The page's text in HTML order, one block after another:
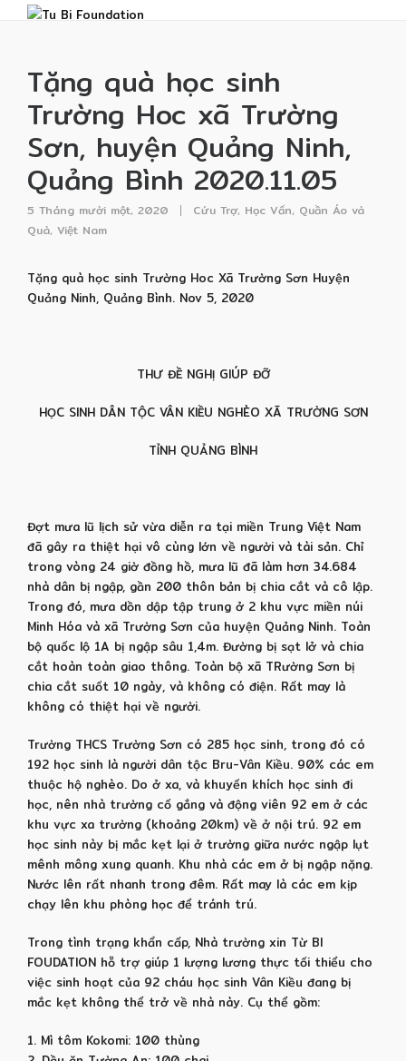
Tặng quà học sinh
Trường Hoc xã Trường
Sơn, huyện Quảng Ninh,
Quảng Bình 2020.11.05
5 Tháng mười một, 2020 Cứu Trợ, Học Vấn, Quần Áo và
Quà, Việt Nam
Tặng quà học sinh Trường Hoc Xã Trường Sơn Huyện
Quảng Ninh, Quảng Bình. Nov 5, 2020
THƯ ĐỀ NGHỊ GIÚP ĐỠ
HỌC SINH DÂN TỘC VÂN KIỀU NGHÈO XÃ TRƯỜNG SƠN
TỈNH QUẢNG BÌNH
Đợt mưa lũ lịch sử vừa diễn ra tại miền Trung Việt Nam
đã gây ra thiệt hại vô cùng lớn về người và tài sản. Chỉ
trong vòng 24 giờ đồng hồ, mưa lũ đã làm hơn 34.684
nhà dân bị ngập, gần 200 thôn bản bị chia cắt và cô lập.
Trong đó, mưa dồn dập tập trung ở 2 khu vực miền núi
Minh Hóa và xã Trường Sơn của huyện Quảng Ninh. Toàn
bộ quốc lộ 1A bị ngập sâu 1,4m. Đường bị sạt lở và chia
cắt hoàn toàn giao thông. Toàn bộ xã TRường Sơn bị
chia cắt suốt 10 ngày, và không có điện. Rất may là
không có thiệt hại về người.
Trường THCS Trường Sơn có 285 học sinh, trong đó có
192 học sinh là người dân tộc Bru-Vân Kiều. 90% các em
thuộc hộ nghèo. Do ở xa, và khuyến khích học sinh đi
học, nên nhà trường cố gắng và động viên 92 em ở các
khu vực xa trường (khoảng 20km) về ở nội trú. 92 em
học sinh này bị mắc kẹt lại ở trường giữa nước ngập lụt
mênh mông xung quanh. Khu nhà các em ở bị ngập nặng.
Nước lên rất nhanh trong đêm. Rất may là các em kịp
chạy lên khu phòng học để tránh trú.
Trong tình trạng khẩn cấp, Nhà trường xin Từ BI
FOUDATION hỗ trợ giúp 1 lượng lương thực tối thiểu cho
việc sinh hoạt của 92 cháu học sinh Vân Kiều đang bị
mắc kẹt không thể trở về nhà này. Cụ thể gồm:
1. Mì tôm Kokomi: 100 thùng